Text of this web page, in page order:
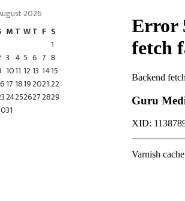
2026
M T WT F S
1
3 4 5 6 7 8
1011 12 13 1415
17 1819202122
242526272829
31